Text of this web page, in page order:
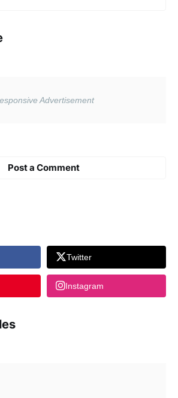
Post a Comment
Twitter
Instagram